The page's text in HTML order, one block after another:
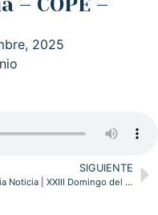
2025
SIGUIENTE
Iglesia Noticia | XXIII Domingo del Tiempo Ordinario & Jornadas diocesanas de formación pastoral | 7 de septiembre